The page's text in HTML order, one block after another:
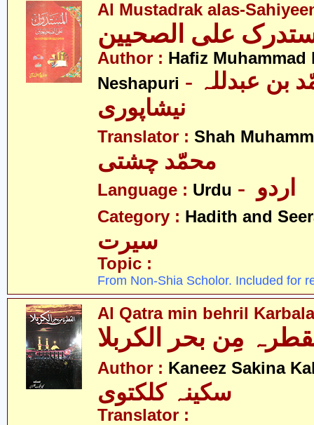
Al Mustadrak alas-
Author : Hafiz
Neshapuri - حافظ محمّد بن عبدللہ
نیشاپوری
Translator : Shah
Language : Urdu
Category : Hadith and
سیرت
Topic :
From Non-Shia Scholor. Included for
Al Qatra min behril
مِن بحر الکربلا
Author : Kaneez Sakina
سکینہ کلکتوی
Translator :